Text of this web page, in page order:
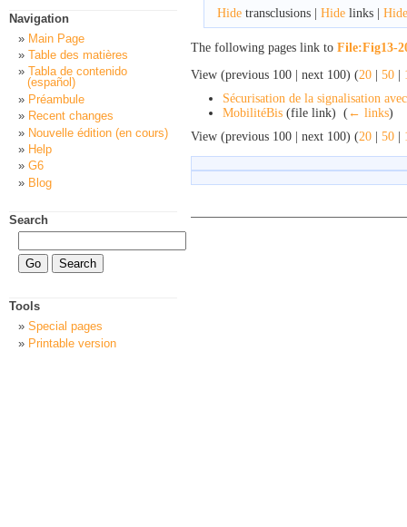
Hidetransclusions | Hidelinks | Hide
The following pages link to File:Fig13-
View (previous 100 | next 100) (20 | 50 |
Sécurisation de la signalisation
MobilitéBis (file link) ‎ ( ← links)
View (previous 100 | next 100) (20 | 50 |
Navigation
Main Page
Table des matières
Tabla de contenido
(español)
Préambule
Recent changes
Nouvelle édition (en cours)
Help
G6
Blog
Search
Tools
Special pages
Printable version